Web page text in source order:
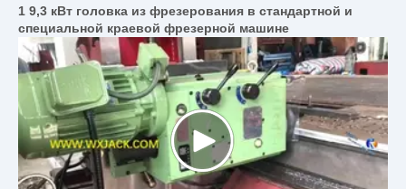
1 9,3 кВт головка из фрезерования в стандартной и
специальной краевой фрезерной машине